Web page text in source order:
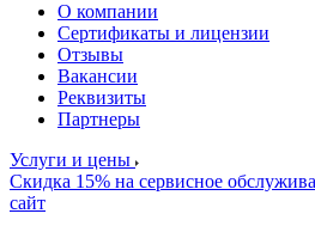
О компании
Сертификаты и лицензии
Отзывы
Вакансии
Реквизиты
Партнеры
Услуги и цены
Скидка 15% на сервисное
сайт